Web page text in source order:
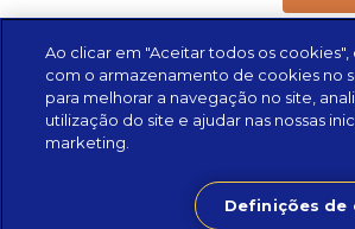
Data Entidade Titulo
Ao clicar em "Aceitar todos os
com o armazenamento de cookies no
para melhorar a navegação no site,
utilização do site e ajudar nas nossas
marketing.
Definições de